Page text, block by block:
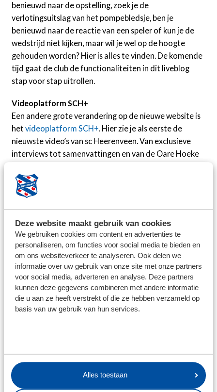
Deze website maakt gebruik van cookies
We gebruiken cookies om content en advertenties te
personaliseren, om functies voor social media te bieden en
om ons websiteverkeer te analyseren. Ook delen we
informatie over uw gebruik van onze site met onze partners
voor social media, adverteren en analyse. Deze partners
kunnen deze gegevens combineren met andere informatie
die u aan ze heeft verstrekt of die ze hebben verzameld op
basis van uw gebruik van hun services.
Alles toestaan
benieuwd naar de opstelling, zoek je de
verlotingsuitslag van het pompebledsje, ben je
benieuwd naar de reactie van een speler of kun je de
wedstrijd niet kijken, maar wil je wel op de hoogte
gehouden worden? Hier is alles te vinden. De komende
tijd gaat de club de functionaliteiten in dit liveblog
stap voor stap uitrollen.
Videoplatform SCH+
Een andere grote verandering op de nieuwe website is
het videoplatform SCH+. Hier zie je als eerste de
nieuwste video’s van sc Heerenveen. Van exclusieve
interviews tot samenvattingen en van de Oare Hoeke
overzichtelijk platform.
Vernieuwde webshop
ondergaan. De shop werkt sneller, oogt frisser en biedt
een gebruiksvriendelijke ervaring op alle apparaten. Of
je nu op zoek bent naar het nieuwste thuisshirt, een
winterjas of accessoires: bestellen gaat voortaan nóg
makkelijker en overzichtelijker.
Mobile first
De nieuwe website en de Feanstore zijn
mobiel zit: de website past zich volledig aan jouw
gebruik en voorkeuren aan.